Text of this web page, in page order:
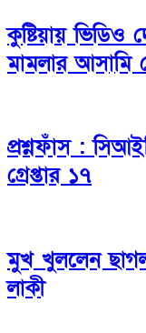
কুষ্টিয়ায় ভিডিও
মামলার আসামি
প্রশ্নফাঁস :
গ্রেপ্তার ১৭
মুখ খুললেন
লাকী